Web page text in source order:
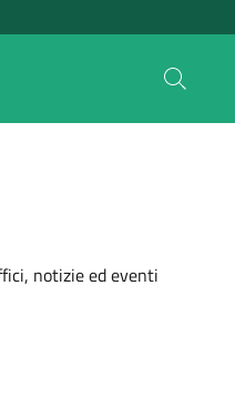
notizie ed eventi